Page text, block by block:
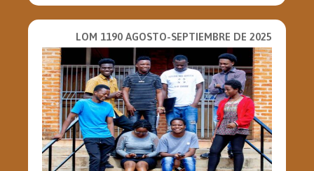
LOM 1190 AGOSTO-SEPTIEMBRE DE 2025